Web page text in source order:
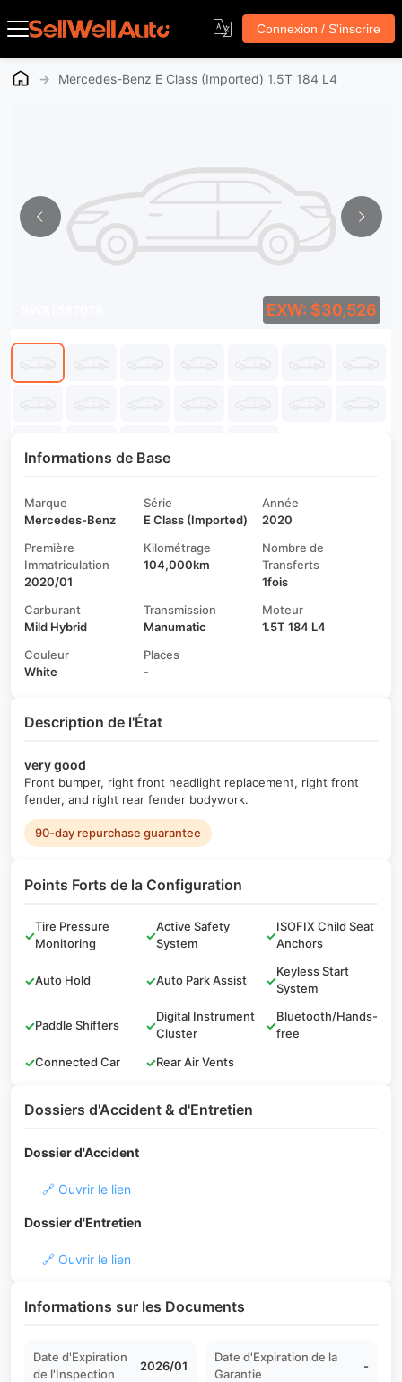
Connexion / S'inscrire
→ Mercedes-Benz E Class (Imported) 1.5T 184 L4
EXW: $30,526
Informations de Base
Marque
Mercedes-Benz
Série
E Class (Imported)
Année
2020
Première
Immatriculation
2020/01
Kilométrage
104,000km
Nombre de
Transferts
1fois
Carburant
Mild Hybrid
Transmission
Manumatic
Moteur
1.5T 184 L4
Couleur
White
Places
-
Description de l'État
very good
Front bumper, right front headlight replacement, right front
fender, and right rear fender bodywork.
90-day repurchase guarantee
Points Forts de la Configuration
✓
Tire Pressure
Monitoring
✓
Active Safety
System
✓
ISOFIX Child Seat
Anchors
✓Auto Hold ✓Auto Park Assist ✓
Keyless Start
System
✓Paddle Shifters ✓
Digital Instrument
Cluster
✓
Bluetooth/Hands-
free
✓Connected Car ✓Rear Air Vents
Dossiers d'Accident & d'Entretien
Dossier d'Accident
🔗 Ouvrir le lien
Dossier d'Entretien
🔗 Ouvrir le lien
Informations sur les Documents
Date d'Expiration
de l'Inspection
2026/01
Date d'Expiration de la
Garantie
-